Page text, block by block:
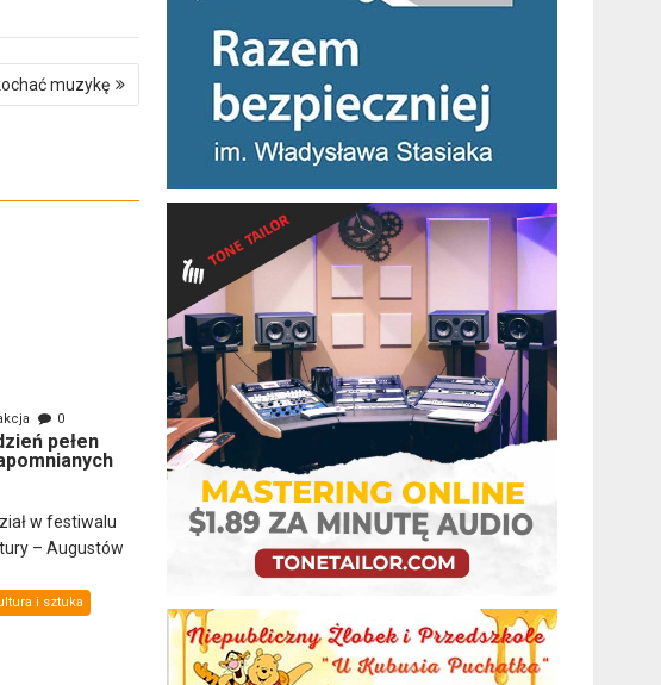
muzykę
0
pełen
w festiwalu
– Augustów
i sztuka